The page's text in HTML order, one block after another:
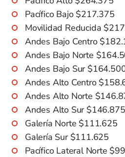
Pacífico Bajo $217.375
Movilidad Reducida
Andes Bajo Centro
Andes Bajo Norte
Andes Bajo Sur
Andes Alto Centro
Andes Alto Norte
Andes Alto Sur $146.875
Galería Norte $111.625
Galería Sur $111.625
Pacífico Lateral Norte